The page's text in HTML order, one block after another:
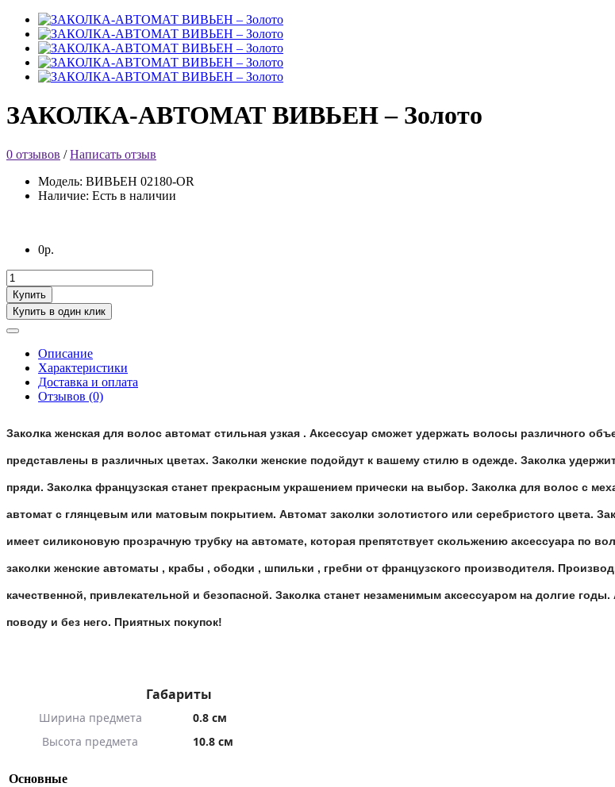
ЗАКОЛКА-АВТОМАТ ВИВЬЕН – Золото
0 отзывов /Написать отзыв
Модель: ВИВЬЕН 02180-OR
Наличие: Есть в наличии
0р.
Купить
Купить в один клик
Описание
Характеристики
Доставка и оплата
Отзывов (0)
Заколка женская для волос автомат стильная узкая . Аксессуар сможет удержать волосы различного
представлены в различных цветах. Заколки женские подойдут к вашему стилю в одежде. Заколка
пряди. Заколка французская станет прекрасным украшением прически на выбор. Заколка для волос с
автомат с глянцевым или матовым покрытием. Автомат заколки золотистого или серебристого цвета.
имеет силиконовую прозрачную трубку на автомате, которая препятствует скольжению аксессуара по
заколки женские автоматы , крабы , ободки , шпильки , гребни от французского производителя.
качественной, привлекательной и безопасной. Заколка станет незаменимым аксессуаром на долгие
поводу и без него. Приятных покупок!
Габариты
Ширина предмета
0.8 см
Высота предмета
10.8 см
Основные